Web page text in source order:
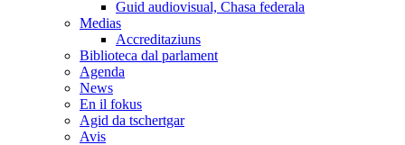
Guid audiovisual, Chasa federala
Medias
Accreditaziuns
Biblioteca dal parlament
Agenda
News
En il fokus
Agid da tschertgar
Avis